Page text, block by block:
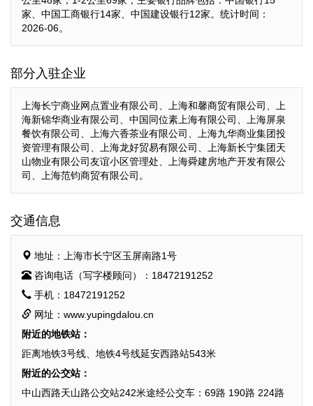
家、中国工商银行14家、中国建设银行12家。统计时间：
2026-06。
部分入驻企业
上海长宁商业网点置业有限公司、上海和馨商贸有限公司、上
海新锦华商业有限公司、中国同位素上海有限公司、上海屏泉
餐饮有限公司、上海六香茶业有限公司、上海九华商业集团投
资管理有限公司、上海龙好贸易有限公司、上海新长宁集团天
山物业有限公司友谊小区管理处、上海舜建房地产开发有限公
司、上海范钧商贸有限公司。
交通信息
地址：上海市长宁区玉屏南路1号
咨询电话（写字楼顾问）：18472191252
手机：18472191252
网址：www.yupingdalou.cn
附近的地铁站：
距离地铁3号线、地铁4号线延安西路站543米
附近的公交站：
中山西路天山路公交站242米途经公交车：69路 190路 224路